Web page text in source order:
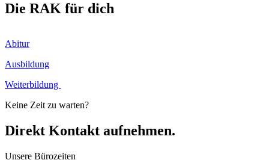
Die RAK für dich
Abitur
Ausbildung
Weiterbildung
Keine Zeit zu warten?
Direkt Kontakt aufnehmen.
Unsere Bürozeiten